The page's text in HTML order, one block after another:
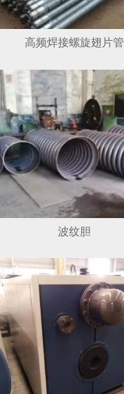
高频焊接螺旋翅片管
波纹胆